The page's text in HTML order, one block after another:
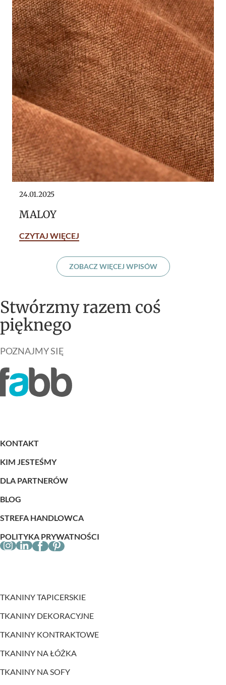
24.01.2025
MALOY
CZYTAJ WIĘCEJ
ZOBACZ WIĘCEJ WPISÓW
Stwórzmy razem coś
pięknego
POZNAJMY SIĘ
KONTAKT
KIM JESTEŚMY
DLA PARTNERÓW
BLOG
STREFA HANDLOWCA
POLITYKA PRYWATNOŚCI
TKANINY TAPICERSKIE
TKANINY DEKORACYJNE
TKANINY KONTRAKTOWE
TKANINY NA ŁÓŻKA
TKANINY NA SOFY